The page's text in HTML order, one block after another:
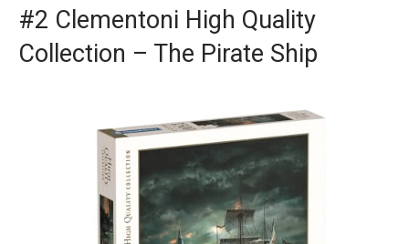
#2 Clementoni High Quality
Collection – The Pirate Ship